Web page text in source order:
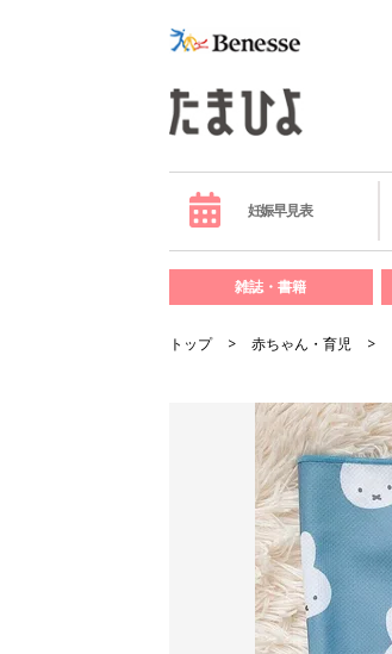
妊娠早見表
雑誌・書籍
トップ 赤ちゃん・育児